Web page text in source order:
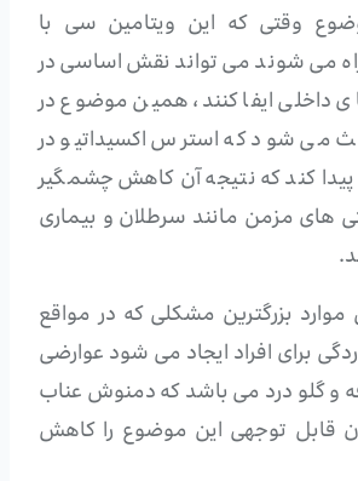
وقتی که این ویتامین سی با
می شوند می تواند نقش اساسی در
داخلی ایفا کنند، همین موضوع در
می شود که استرس اکسیداتیو در
کند که نتیجه آن کاهش چشمگیر
های مزمن مانند سرطلان و بیماری
موارد بزرگترین مشکلی که در مواقع
برای افراد ایجاد می شود عوارضی
گلو درد می باشد که دمنوش عناب
قابل توجهی این موضوع را کاهش